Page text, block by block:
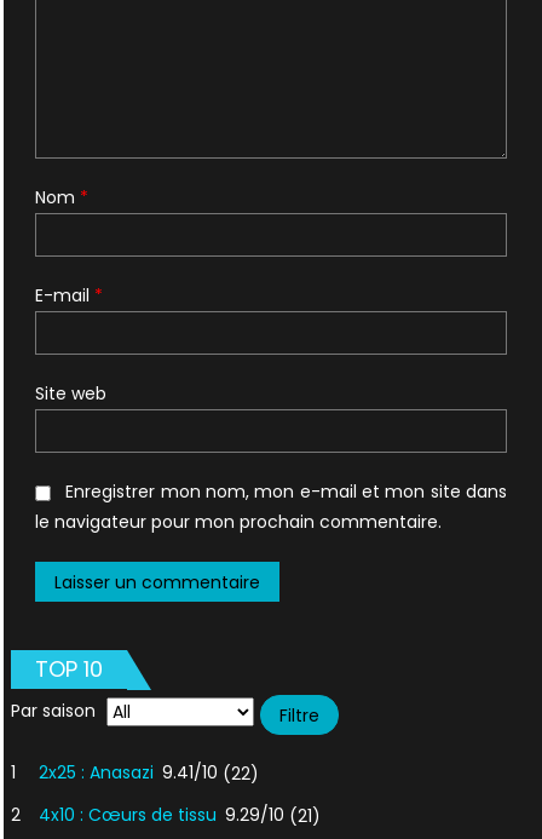
Nom *
E-mail *
Site web
Enregistrer mon nom, mon e-mail et mon site dans
le navigateur pour mon prochain commentaire.
TOP 10
Par saison
1 2x25 : Anasazi 9.41/10 (22)
2
4x10 : Cœurs de tissu 9.29/10 (21)